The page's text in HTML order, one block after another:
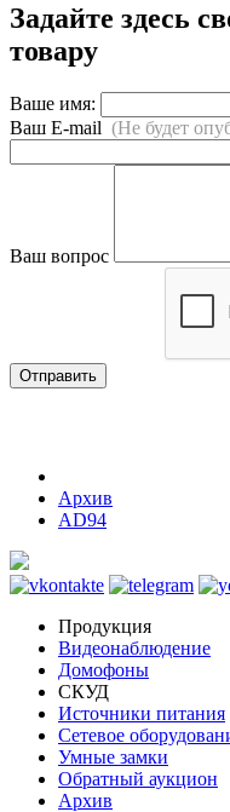
Задайте здесь
товару
Ваше имя:
Ваш E-mail (Не будет
Ваш вопрос
Отправить
Архив
AD94
Продукция
Видеонаблюдение
Домофоны
СКУД
Источники питания
Сетевое
Умные замки
Обратный аукцион
Архив